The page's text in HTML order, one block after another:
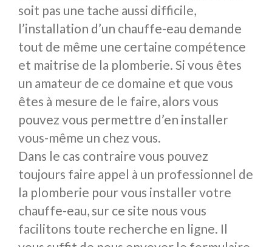
soit pas une tache aussi difficile,
l’installation d’un chauffe-eau demande
tout de même une certaine compétence
et maitrise de la plomberie. Si vous êtes
un amateur de ce domaine et que vous
êtes à mesure de le faire, alors vous
pouvez vous permettre d’en installer
vous-même un chez vous.
Dans le cas contraire vous pouvez
toujours faire appel à un professionnel de
la plomberie pour vous installer votre
chauffe-eau, sur ce site nous vous
facilitons toute recherche en ligne. Il